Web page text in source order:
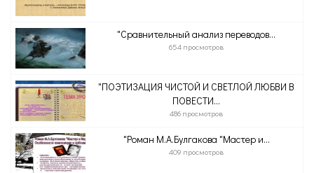
"Сравнительный анализ переводов...
654 просмотров
"ПОЭТИЗАЦИЯ ЧИСТОЙ И СВЕТЛОЙ ЛЮБВИ В
ПОВЕСТИ...
486 просмотров
"Роман М.А.Булгакова "Мастер и...
409 просмотров